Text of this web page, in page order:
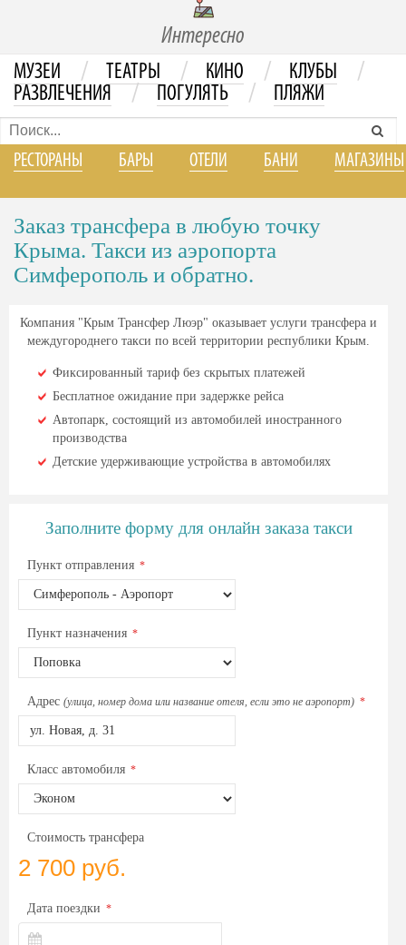
Интересно
МУЗЕИ / ТЕАТРЫ / КИНО / КЛУБЫ /
РАЗВЛЕЧЕНИЯ / ПОГУЛЯТЬ / ПЛЯЖИ
РЕСТОРАНЫ БАРЫ ОТЕЛИ БАНИ МАГАЗИНЫ
Заказ трансфера в любую точку
Крыма. Такси из аэропорта
Симферополь и обратно.
Компания "Крым Трансфер Люэр" оказывает услуги трансфера и
междугороднего такси по всей территории республики Крым.
Фиксированный тариф без скрытых платежей
Бесплатное ожидание при задержке рейса
Автопарк, состоящий из автомобилей иностранного
производства
Детские удерживающие устройства в автомобилях
Заполните форму для онлайн заказа такси
Пункт отправления *
Пункт назначения *
Адрес (улица, номер дома или название отеля, если это не аэропорт) *
Класс автомобиля *
Стоимость трансфера
2 700 руб.
Дата поездки *